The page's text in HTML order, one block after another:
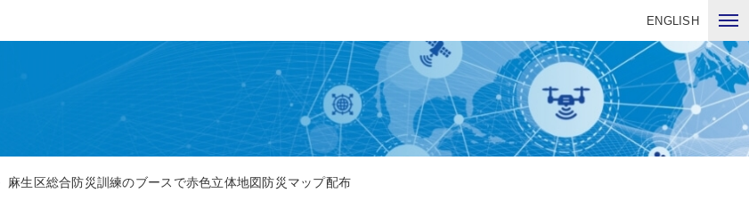
ENGLISH
麻生区総合防災訓練のブースで赤色立体地図防災マップ配布